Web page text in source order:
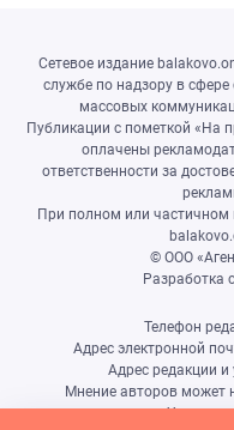
Сетевое издание
службе по надзору в
массовых
Публикации с пометкой «На
оплачены
ответственности за
При полном или частичном
© ООО
Разработка
Телефон
Адрес электронной
Адрес редакции и
Мнение авторов может